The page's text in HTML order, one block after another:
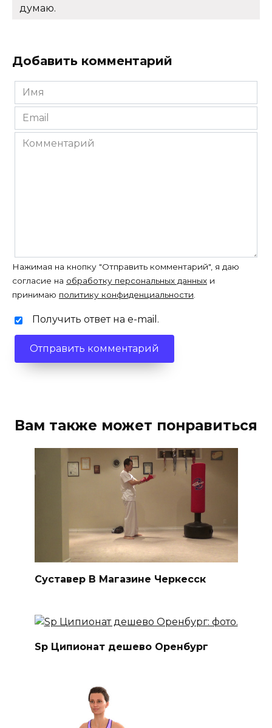
думаю.
Добавить комментарий
Имя
*
Email
*
Комментарий
Нажимая на кнопку "Отправить комментарий", я даю
согласие на обработку персональных данных и
принимаю политику конфиденциальности.
Получить ответ на e-mail.
Вам также может понравиться
Суставер В Магазине Черкесск
Sp Ципионат дешево Оренбург